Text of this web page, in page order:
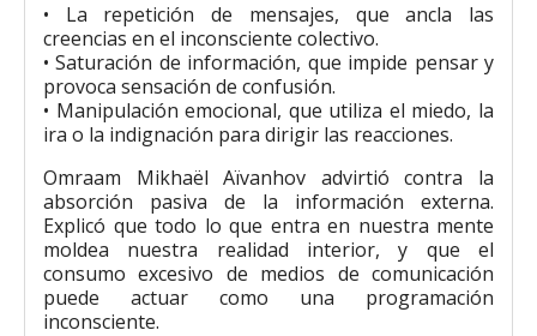
• La repetición de mensajes, que ancla las
creencias en el inconsciente colectivo.
• Saturación de información, que impide pensar y
provoca sensación de confusión.
• Manipulación emocional, que utiliza el miedo, la
ira o la indignación para dirigir las reacciones.
Omraam Mikhaël Aïvanhov advirtió contra la
absorción pasiva de la información externa.
Explicó que todo lo que entra en nuestra mente
moldea nuestra realidad interior, y que el
consumo excesivo de medios de comunicación
puede actuar como una programación
inconsciente.